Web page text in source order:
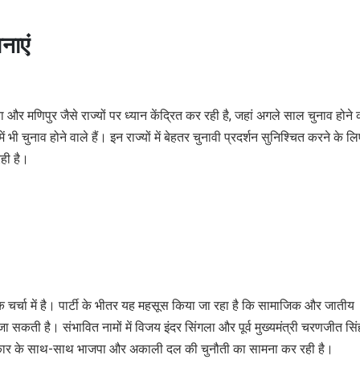
और मणिपुर जैसे राज्यों पर ध्यान केंद्रित कर रही है, जहां अगले साल चुनाव होने
चुनाव होने वाले हैं। इन राज्यों में बेहतर चुनावी प्रदर्शन सुनिश्चित करने के
है।
में है। पार्टी के भीतर यह महसूस किया जा रहा है कि सामाजिक और जातीय
सकती है। संभावित नामों में विजय इंदर सिंगला और पूर्व मुख्यमंत्री चरणजीत
के साथ-साथ भाजपा और अकाली दल की चुनौती का सामना कर रही है।